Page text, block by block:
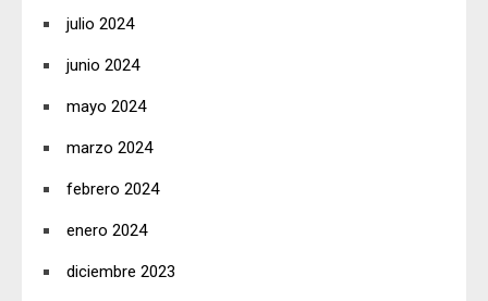
julio 2024
junio 2024
mayo 2024
marzo 2024
febrero 2024
enero 2024
diciembre 2023